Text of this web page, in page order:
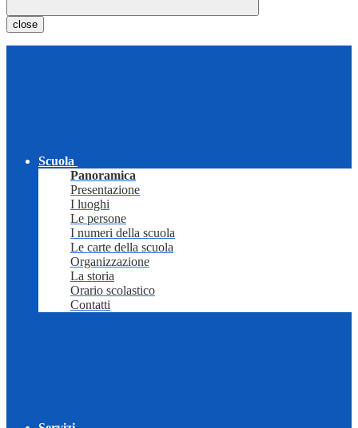
close
Scuola
Panoramica
Presentazione
I luoghi
Le persone
I numeri della scuola
Le carte della scuola
Organizzazione
La storia
Orario scolastico
Contatti